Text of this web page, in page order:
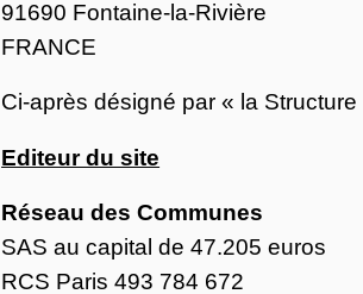
91690 Fontaine-la-Rivière
FRANCE
Ci-après désigné par « la Structure
Editeur du site
Réseau des Communes
SAS au capital de 47.205 euros
RCS Paris 493 784 672